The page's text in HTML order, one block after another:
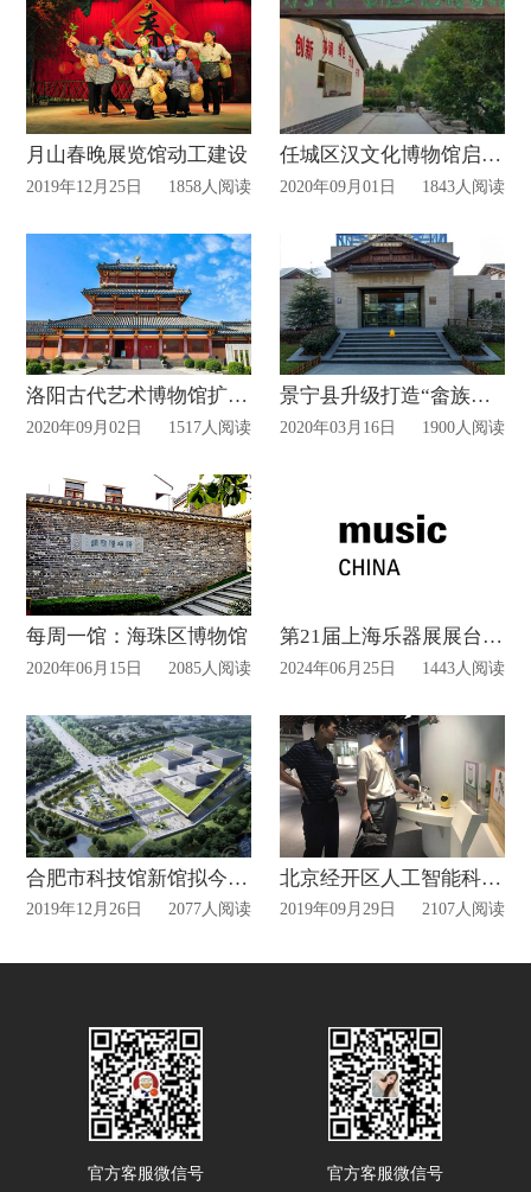
月山春晚展览馆动工建设
2019年12月25日 1858人阅读
任城区汉文化博物馆启用！
2020年09月01日 1843人阅读
洛阳古代艺术博物馆扩大展厅面积
2020年09月02日 1517人阅读
景宁县升级打造“畲族博物馆网上展厅”
2020年03月16日 1900人阅读
每周一馆：海珠区博物馆
2020年06月15日 2085人阅读
第21届上海乐器展展台设计及搭建信息
2024年06月25日 1443人阅读
合肥市科技馆新馆拟今日开工,比老馆大4倍2021年下半年对外开放
2019年12月26日 2077人阅读
北京经开区人工智能科普展厅正式亮相
2019年09月29日 2107人阅读
官方客服微信号 官方客服微信号